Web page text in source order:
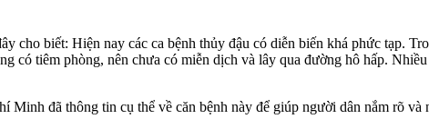
biết: Hiện nay các ca bệnh thủy đậu có diễn biến khá phức tạp.
có tiêm phòng, nên chưa có miễn dịch và lây qua đường hô hấp.
đã thông tin cụ thể về căn bệnh này để giúp người dân nắm rõ và